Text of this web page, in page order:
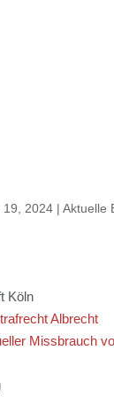
19, 2024 |Aktuelle
Köln
Albrecht
Missbrauch